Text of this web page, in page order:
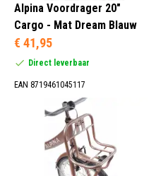
Alpina Voordrager 20"
Cargo - Mat Dream Blauw
€ 41,95
Direct leverbaar
EAN 8719461045117